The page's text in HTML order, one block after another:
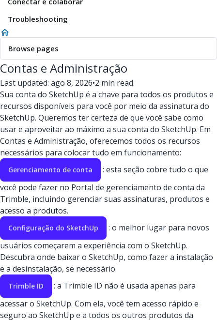
Troubleshooting
Browse pages
Contas e Administração
Last updated: ago 8, 2026•2 min read.
Sua conta do SketchUp é a chave para todos os produtos e
recursos disponíveis para você por meio da assinatura do
SketchUp. Queremos ter certeza de que você sabe como
usar e aproveitar ao máximo a sua conta do SketchUp. Em
Contas e Administração, oferecemos todos os recursos
necessários para colocar tudo em funcionamento:
Gerenciamento de conta
: esta seção cobre tudo o que
você pode fazer no Portal de gerenciamento de conta da
Trimble, incluindo gerenciar suas assinaturas, produtos e
acesso a produtos.
Configuração do SketchUp
: o melhor lugar para novos
usuários começarem a experiência com o SketchUp.
Descubra onde baixar o SketchUp, como fazer a instalação
e a desinstalação, se necessário.
Trimble ID
: a Trimble ID não é usada apenas para
acessar o SketchUp. Com ela, você tem acesso rápido e
seguro ao SketchUp e a todos os outros produtos da